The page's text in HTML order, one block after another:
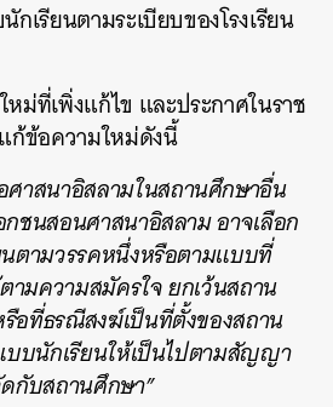
เรียนตามระเบียบของโรงเรียน
ม่ที่เพิ่งแก้ไข และประกาศในราช
ก้ข้อความใหม่ดังนี้
ศาสนาอิสลามในสถานศึกษาอื่น
ชนสอนศาสนาอิสลาม อาจเลือก
ตามวรรคหนึ่งหรือตามแบบที่
มความสมัครใจ ยกเว้นสถาน
อที่ธรณีสงฆ์เป็นที่ตั้งของสถาน
บบนักเรียนให้เป็นไปตามสัญญา
กับสถานศึกษา”